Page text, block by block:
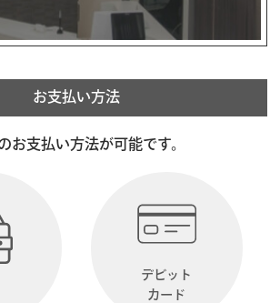
お支払い方法
お支払い方法が可能です。
デビット
カード